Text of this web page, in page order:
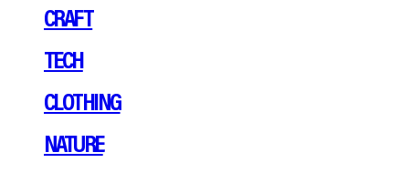
CRAFT
TECH
CLOTHING
NATURE